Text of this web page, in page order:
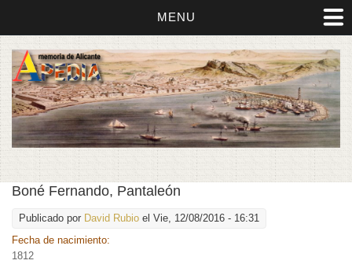
MENU
Boné Fernando, Pantaleón
Publicado por David Rubio el Vie, 12/08/2016 - 16:31
Fecha de nacimiento:
1812